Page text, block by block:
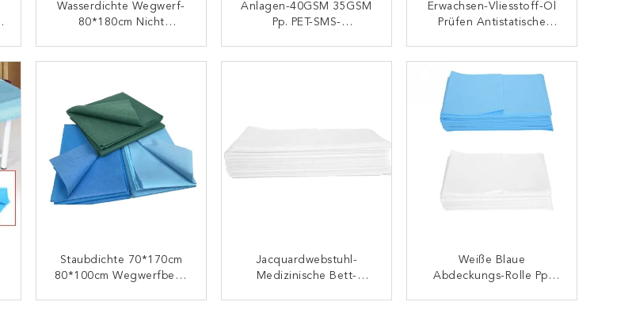
Wasserdichte Wegwerf-
80*180cm Nicht
KONTAKT
Anlagen-40GSM 35GSM
Pp. PET-SMS-
KONTAKT
Erwachsen-Vliesstoff-Öl
Prüfen Antistatische
Abdeckungs-Rolle
KONTAKT
Staubdichte 70*170cm
80*100cm Wegwerfbett-
Jacquardwebstuhl-
Medizinische Bett-
Weiße Blaue
Abdeckungs-Rolle Pp.